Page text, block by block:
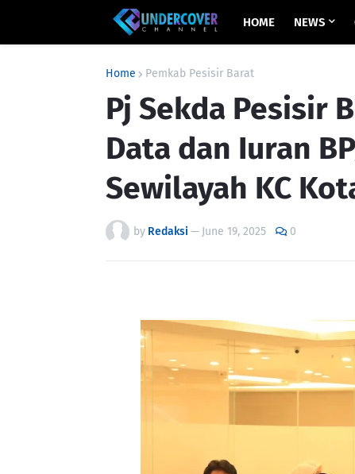
HOME NEWS
Home Pemkab Pesisir Barat
Pj Sekda Pesisir
Data dan Iuran
Sewilayah KC
by Redaksi — June 19, 2025 0